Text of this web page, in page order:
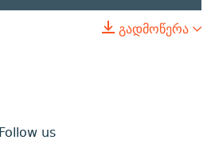
გადმოწერა
Follow us